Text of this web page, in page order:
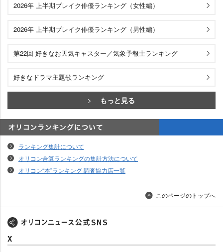
2026年 上半期ブレイク俳優ランキング（女性編）
2026年 上半期ブレイク俳優ランキング（男性編）
第22回 好きなお天気キャスター／気象予報士ランキング
好きなドラマ主題歌ランキング
もっと見る
ランキング集計について
オリコン合算ランキングの集計方法について
オリコン“本”ランキング 調査協力店一覧
このページのトップへ
X